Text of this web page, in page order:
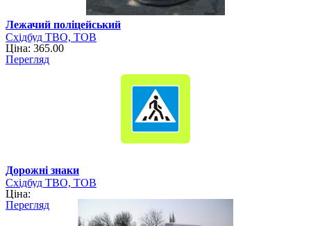
Лежачий поліцейський
Східбуд ТВО, ТОВ
Ціна: 365.00
Перегляд
Дорожні знаки
Східбуд ТВО, ТОВ
Ціна:
Перегляд